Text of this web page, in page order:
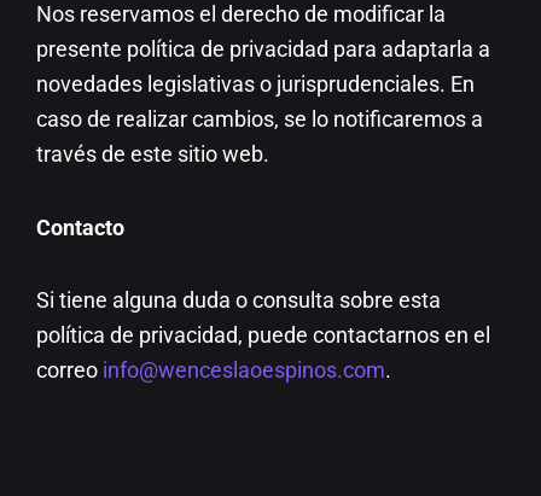
Nos reservamos el derecho de modificar la
presente política de privacidad para adaptarla a
novedades legislativas o jurisprudenciales. En
caso de realizar cambios, se lo notificaremos a
través de este sitio web.
Contacto
Si tiene alguna duda o consulta sobre esta
política de privacidad, puede contactarnos en el
correo info@wenceslaoespinos.com.